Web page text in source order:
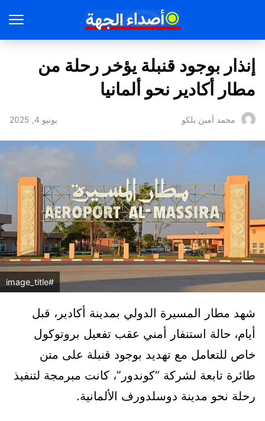
إنذار بوجود قنبلة يؤخر رحلة من
مطار أكادير نحو ألمانيا
محمد أمين بلكو يونيو 4, 2025
#image_title
شهد مطار المسيرة الدولي بمدينة أكادير، قبل
أيام، حالة استنفار أمني عقب تفعيل بروتوكول
خاص للتعامل مع تهديد بوجود قنبلة على متن
طائرة تابعة لشركة “كوندور”، كانت مبرمجة لتنفيذ
رحلة نحو مدينة دوسلدورف الألمانية.